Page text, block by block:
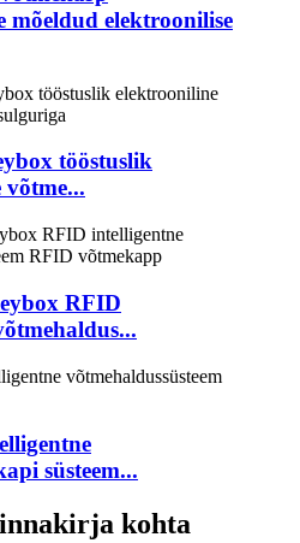
mõeldud elektroonilise
tööstuslik
RFID
süsteem...
kohta